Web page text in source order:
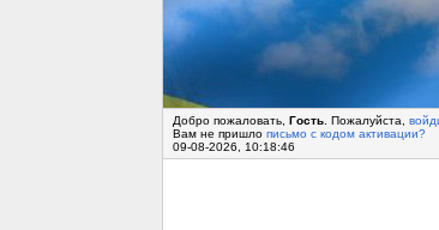
Добро пожаловать, Гость. Пожалуйста,
Вам не пришло письмо с кодом активации?
09-08-2026, 10:18:46